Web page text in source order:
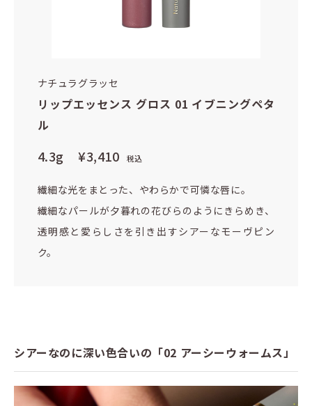
ナチュラグラッセ
リップエッセンス グロス 01 イブニングペタ
ル
4.3g ¥3,410 税込
繊細な光をまとった、やわらかで可憐な唇に。
繊細なパールが夕暮れの花びらのようにきらめき、
透明感と愛らしさを引き出すシアーなモーヴピン
ク。
シアーなのに深い色合いの「02 アーシーウォームス」